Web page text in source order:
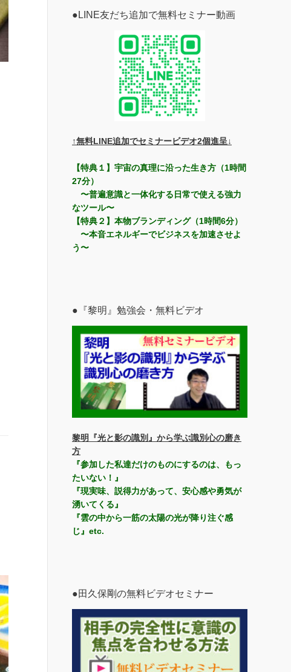
●LINE友だち追加で無料セミナー動画
↑無料LINE追加でセミナービデオ2個進呈↓
【特典１】宇宙の真理に沿った生き方（1時間
27分）
〜普遍意識と一体化する日常で使える強力
なツール〜
【特典２】本物ブランディング（1時間6分）
〜本音エネルギーでビジネスを加速させよ
う〜
●『黎明』勉強会・無料ビデオ
黎明『光と影の識別』から学ぶ識別心の磨き
方
『参加した私達だけのものにするのは、もっ
たいない！』
『現実味、説得力があって、安心感や勇気が
湧いてくる』
『雲の中から一筋の太陽の光が降り注ぐ感
じ』etc.
●田久保剛の無料ビデオセミナー